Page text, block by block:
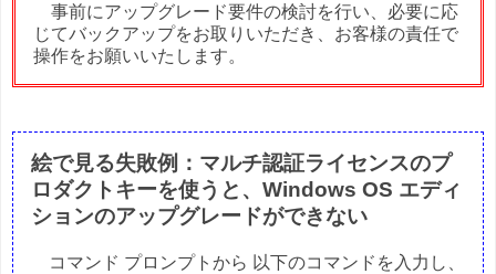
事前にアップグレード要件の検討を行い、必要に応
じてバックアップをお取りいただき、お客様の責任で
操作をお願いいたします。
絵で見る失敗例：マルチ認証ライセンスのプ
ロダクトキーを使うと、Windows OS エディ
ションのアップグレードができない
コマンド プロンプトから 以下のコマンドを入力し、